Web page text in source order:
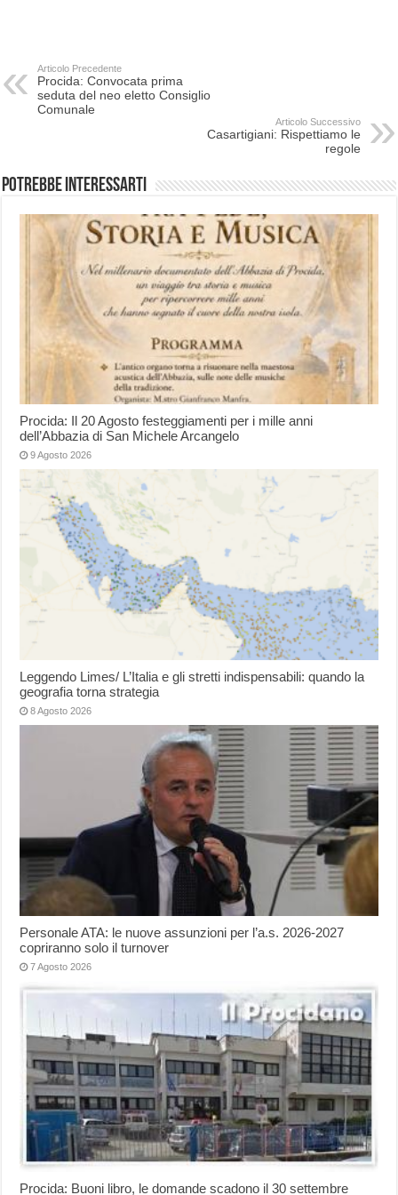
Articolo Precedente
Procida: Convocata prima
seduta del neo eletto Consiglio
Comunale
Articolo Successivo
Casartigiani: Rispettiamo le
regole
Potrebbe interessarti
Procida: Il 20 Agosto festeggiamenti per i mille anni
dell’Abbazia di San Michele Arcangelo
9 Agosto 2026
Leggendo Limes/ L’Italia e gli stretti indispensabili: quando la
geografia torna strategia
8 Agosto 2026
Personale ATA: le nuove assunzioni per l’a.s. 2026-2027
copriranno solo il turnover
7 Agosto 2026
Procida: Buoni libro, le domande scadono il 30 settembre